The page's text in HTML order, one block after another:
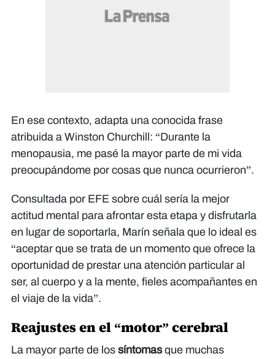
En ese contexto, adapta una conocida frase
atribuida a Winston Churchill: “Durante la
menopausia, me pasé la mayor parte de mi vida
preocupándome por cosas que nunca ocurrieron”.
Consultada por EFE sobre cuál sería la mejor
actitud mental para afrontar esta etapa y disfrutarla
en lugar de soportarla, Marín señala que lo ideal es
“aceptar que se trata de un momento que ofrece la
oportunidad de prestar una atención particular al
ser, al cuerpo y a la mente, fieles acompañantes en
el viaje de la vida”.
Reajustes en el “motor” cerebral
La mayor parte de los síntomasque muchas